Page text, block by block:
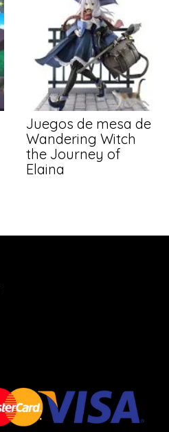
Juegos de mesa de
Wandering Witch
the Journey of
Elaina